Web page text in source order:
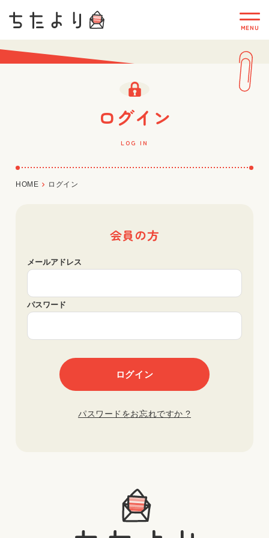
ログイン
LOG IN
HOME ログイン
会員の方
メールアドレス
パスワード
パスワードをお忘れですか ?